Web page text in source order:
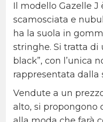
Il modello Gazelle
scamosciata e
ha la suola in
stringhe. Si tratta di
black”, con l’unica
rappresentata dalla
Vendute a un
alto, si propongono